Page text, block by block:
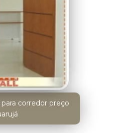
corredor preço